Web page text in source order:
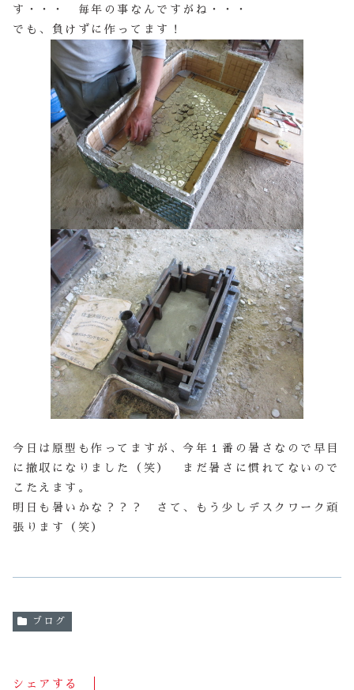
す・・・ 毎年の事なんですがね・・・
でも、負けずに作ってます！
今日は原型も作ってますが、今年１番の暑さなので早目
に撤収になりました（笑） まだ暑さに慣れてないので
こたえます。
明日も暑いかな？？？ さて、もう少しデスクワーク頑
張ります（笑）
ブログ
シェアする